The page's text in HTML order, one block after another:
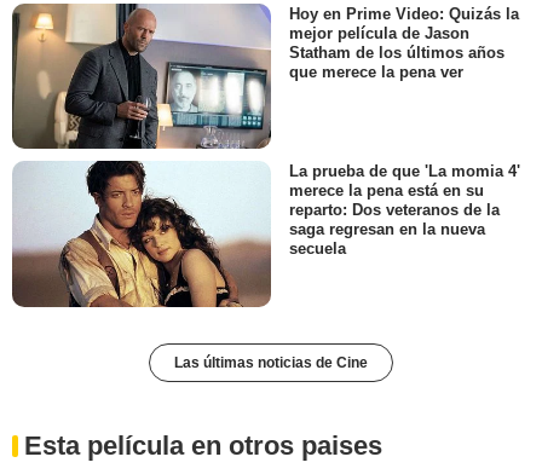
Hoy en Prime Video: Quizás la
mejor película de Jason
Statham de los últimos años
que merece la pena ver
La prueba de que 'La momia 4'
merece la pena está en su
reparto: Dos veteranos de la
saga regresan en la nueva
secuela
Las últimas noticias de Cine
Esta película en otros paises